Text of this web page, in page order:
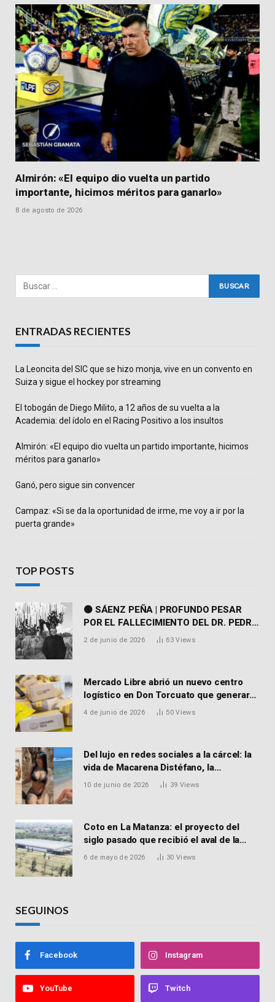
Almirón: «El equipo dio vuelta un partido
importante, hicimos méritos para ganarlo»
8 de agosto de 2026
ENTRADAS RECIENTES
La Leoncita del SIC que se hizo monja, vive en un convento en
Suiza y sigue el hockey por streaming
El tobogán de Diego Milito, a 12 años de su vuelta a la
Academia: del ídolo en el Racing Positivo a los insultos
Almirón: «El equipo dio vuelta un partido importante, hicimos
méritos para ganarlo»
Ganó, pero sigue sin convencer
Campaz: «Si se da la oportunidad de irme, me voy a ir por la
puerta grande»
TOP POSTS
⚫ SÁENZ PEÑA | PROFUNDO PESAR
POR EL FALLECIMIENTO DEL DR. PEDRO
MARTORELL
2 de junio de 2026 63Views
Mercado Libre abrió un nuevo centro
logístico en Don Torcuato que generará
900 empleos: cómo enviar el CV
4 de junio de 2026 50Views
Del lujo en redes sociales a la cárcel: la
vida de Macarena Distéfano, la
influencer de San Martín acusada de
10 de junio de 2026 39 Views
Coto en La Matanza: el proyecto del
siglo pasado que recibió el aval de la
Justicia para reactivar una obra frenada
6 de mayo de 2026 30 Views
SEGUINOS
Facebook Instagram
YouTube Twitch